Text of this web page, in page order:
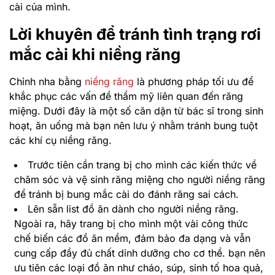
cài của mình.
Lời khuyên để tránh tình trạng rơi
mắc cài khi niềng răng
Chỉnh nha bằng niềng răng là phương pháp tối ưu để
khắc phục các vấn đề thẩm mỹ liên quan đến răng
miệng. Dưới đây là một số căn dặn từ bác sĩ trong sinh
hoạt, ăn uống mà bạn nên lưu ý nhằm tránh bung tuột
các khí cụ niềng răng.
Trước tiên cần trang bị cho mình các kiến thức về
chăm sóc và vệ sinh răng miệng cho người niềng răng
để tránh bị bung mắc cài do đánh răng sai cách.
Lên sẵn list đồ ăn dành cho người niềng răng.
Ngoài ra, hãy trang bị cho mình một vài công thức
chế biến các đồ ăn mềm, đảm bảo đa dạng và vẫn
cung cấp đầy đủ chất dinh dưỡng cho cơ thể. bạn nên
ưu tiên các loại đồ ăn như cháo, súp, sinh tố hoa quả,